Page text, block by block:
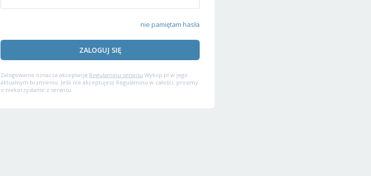
nie pamiętam hasła
ZALOGUJ SIĘ
Zalogowanie oznacza akceptację Regulaminu serwisu Wykop.pl w jego
aktualnym brzmieniu. Jeśli nie akceptujesz Regulaminu w całości, prosimy
o niekorzystanie z serwisu.